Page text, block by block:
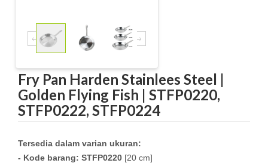
Fry Pan Harden Stainlees Steel |
Golden Flying Fish | STFP0220,
STFP0222, STFP0224
Tersedia dalam varian ukuran:
- Kode barang: STFP0220 [20 cm]